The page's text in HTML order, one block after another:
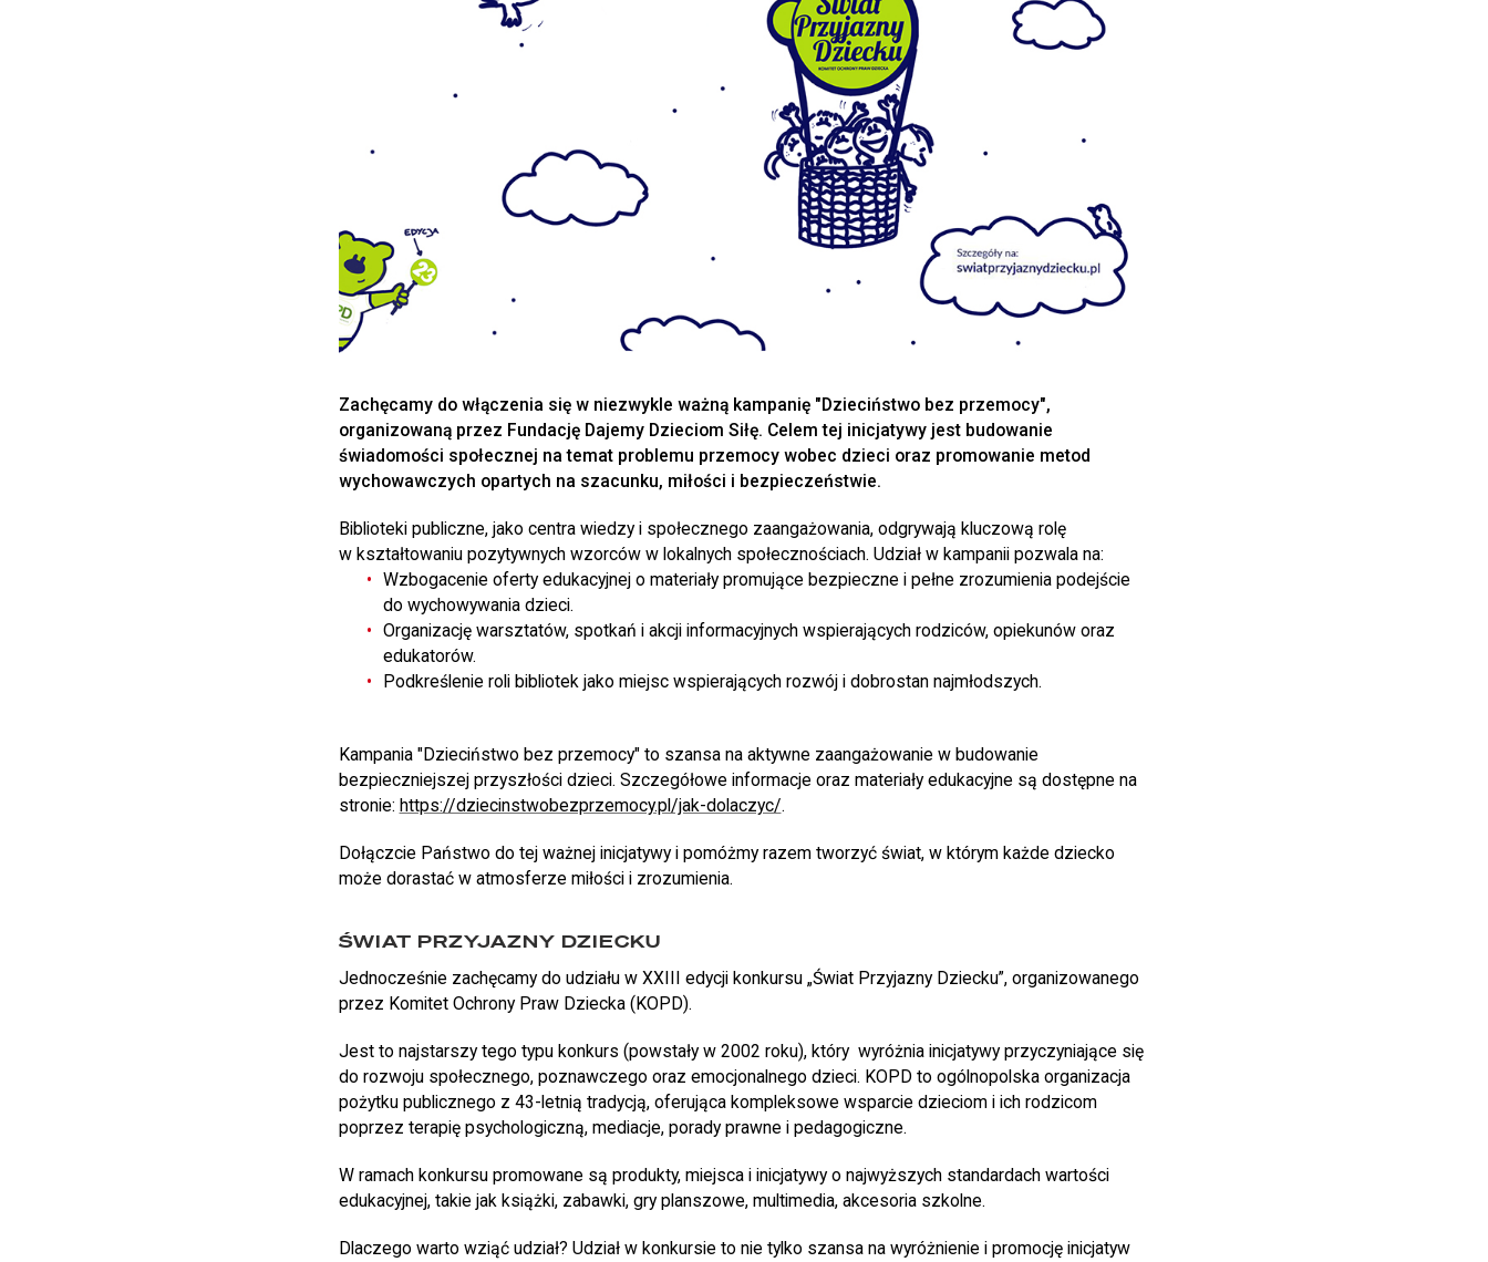
Zachęcamy do włączenia się w niezwykle ważną kampanię "Dzieciństwo bez przemocy",
organizowaną przez Fundację Dajemy Dzieciom Siłę. Celem tej inicjatywy jest budowanie
świadomości społecznej na temat problemu przemocy wobec dzieci oraz promowanie metod
wychowawczych opartych na szacunku, miłości i bezpieczeństwie.
Biblioteki publiczne, jako centra wiedzy i społecznego zaangażowania, odgrywają kluczową rolę
w kształtowaniu pozytywnych wzorców w lokalnych społecznościach. Udział w kampanii pozwala na:
Wzbogacenie oferty edukacyjnej o materiały promujące bezpieczne i pełne zrozumienia podejście
do wychowywania dzieci.
Organizację warsztatów, spotkań i akcji informacyjnych wspierających rodziców, opiekunów oraz
edukatorów.
Podkreślenie roli bibliotek jako miejsc wspierających rozwój i dobrostan najmłodszych.
Kampania "Dzieciństwo bez przemocy" to szansa na aktywne zaangażowanie w budowanie
bezpieczniejszej przyszłości dzieci. Szczegółowe informacje oraz materiały edukacyjne są dostępne na
stronie: https://dziecinstwobezprzemocy.pl/jak-dolaczyc/.
Dołączcie Państwo do tej ważnej inicjatywy i pomóżmy razem tworzyć świat, w którym każde dziecko
może dorastać w atmosferze miłości i zrozumienia.
ŚWIAT PRZYJAZNY DZIECKU
Jednocześnie zachęcamy do udziału w XXIII edycji konkursu „Świat Przyjazny Dziecku”, organizowanego
przez Komitet Ochrony Praw Dziecka (KOPD).
Jest to najstarszy tego typu konkurs (powstały w 2002 roku), który wyróżnia inicjatywy przyczyniające się
do rozwoju społecznego, poznawczego oraz emocjonalnego dzieci. KOPD to ogólnopolska organizacja
pożytku publicznego z 43-letnią tradycją, oferująca kompleksowe wsparcie dzieciom i ich rodzicom
poprzez terapię psychologiczną, mediacje, porady prawne i pedagogiczne.
W ramach konkursu promowane są produkty, miejsca i inicjatywy o najwyższych standardach wartości
edukacyjnej, takie jak książki, zabawki, gry planszowe, multimedia, akcesoria szkolne.
Dlaczego warto wziąć udział? Udział w konkursie to nie tylko szansa na wyróżnienie i promocję inicjatyw